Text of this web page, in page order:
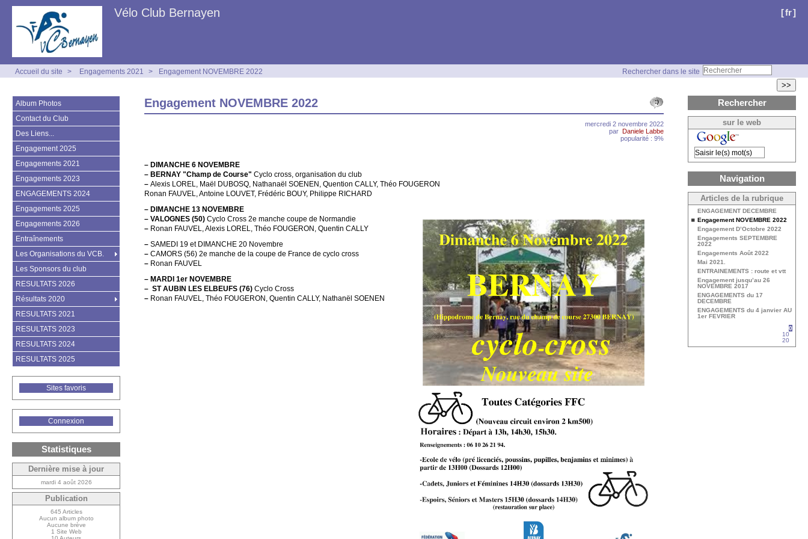
[fr]
Vélo Club Bernayen
>>
Rechercher dans le site
Accueil du site > Engagements 2021 > Engagement NOVEMBRE 2022
Engagement NOVEMBRE 2022
mercredi 2 novembre 2022
par Daniele Labbe
popularité : 9%
– DIMANCHE 6 NOVEMBRE
– BERNAY "Champ de Course" Cyclo cross, organisation du club
– Alexis LOREL, Maël DUBOSQ, Nathanaël SOENEN, Quention CALLY, Théo FOUGERON
Ronan FAUVEL, Antoine LOUVET, Frédéric BOUY, Philippe RICHARD
– DIMANCHE 13 NOVEMBRE
– VALOGNES (50) Cyclo Cross 2e manche coupe de Normandie
– Ronan FAUVEL, Alexis LOREL, Théo FOUGERON, Quentin CALLY
– SAMEDI 19 et DIMANCHE 20 Novembre
– CAMORS (56) 2e manche de la coupe de France de cyclo cross
– Ronan FAUVEL
– MARDI 1er NOVEMBRE
– ST AUBIN LES ELBEUFS (76) Cyclo Cross
– Ronan FAUVEL, Théo FOUGERON, Quentin CALLY, Nathanël SOENEN
Album Photos
Contact du Club
Des Liens...
Engagement 2025
Engagements 2021
Engagements 2023
ENGAGEMENTS 2024
Engagements 2025
Engagements 2026
Entraînements
Les Organisations du VCB.
Les Sponsors du club
RESULTATS 2026
Résultats 2020
RESULTATS 2021
RESULTATS 2023
RESULTATS 2024
RESULTATS 2025
Sites favoris
Connexion
Statistiques
Dernière mise à jour
mardi 4 août 2026
Publication
645 Articles
Aucun album photo
Aucune brève
1 Site Web
Rechercher
sur le web
Navigation
Articles de la rubrique
ENGAGEMENT DECEMBRE
Engagement NOVEMBRE 2022
Engagement D’Octobre 2022
Engagements SEPTEMBRE
2022
Engagements Août 2022
Mai 2021.
ENTRAINEMENTS : route et vtt
Engagement jusqu’au 26
NOVEMBRE 2017
ENGAGEMENTS du 17
DECEMBRE
ENGAGEMENTS du 4 janvier AU
1er FEVRIER
0
10
20